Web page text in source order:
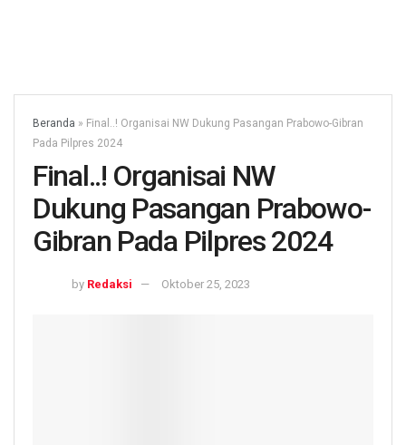
Beranda » Final..! Organisai NW Dukung Pasangan Prabowo-Gibran
Pada Pilpres 2024
Final..! Organisai NW
Dukung Pasangan Prabowo-
Gibran Pada Pilpres 2024
by Redaksi Oktober 25, 2023